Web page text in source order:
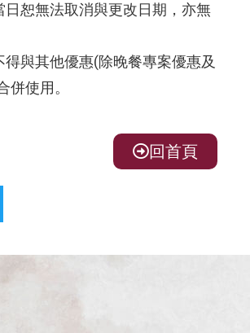
日恕無法取消與更改日期，亦無
得與其他優惠(除晚餐專案優惠及
併使用。
回首頁